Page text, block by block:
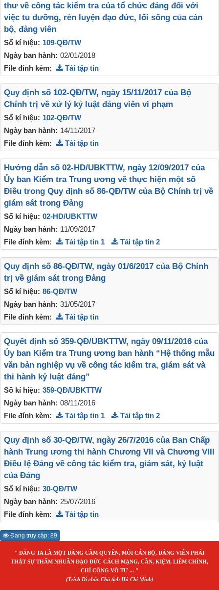
Số kí hiệu: 109-QĐ/TW
Ngày ban hành: 02/01/2018
thư về công tác kiểm tra của tổ chức đảng đối với
việc tu dưỡng, rèn luyện đạo đức, lối sống của cán
bộ, đảng viên
File đính kèm: Tải tập tin
Số kí hiệu: 102-QĐ/TW
Ngày ban hành: 14/11/2017
Quy định số 102-QĐ/TW, ngày 15/11/2017 của Bộ
Chính trị về xử lý kỷ luật đảng viên vi phạm
File đính kèm: Tải tập tin
Số kí hiệu: 02-HD/UBKTTW
Ngày ban hành: 11/09/2017
Hướng dẫn số 02-HD/UBKTTW, ngày 12/09/2017 của
Ủy ban Kiểm tra Trung ương về thực hiện một số
Điều trong Quy định số 86-QĐ/TW của Bộ Chính trị về
giám sát trong Đảng
File đính kèm: Tải tập tin 1 Tải tập tin 2
Số kí hiệu: 86-QĐ/TW
Ngày ban hành: 31/05/2017
Quy định số 86-QĐ/TW, ngày 01/6/2017 của Bộ Chính
trị về giám sát trong Đảng
File đính kèm: Tải tập tin
Số kí hiệu: 359-QĐ/UBKTTW
Ngày ban hành: 08/11/2016
Quyết định số 359-QĐ/UBKTTW, ngày 09/11/2016 của
Ủy ban Kiểm tra Trung ương ban hành “Hệ thống mẫu
văn bản nghiệp vụ về công tác kiểm tra, giám sát và
thi hành kỷ luật đảng”
File đính kèm: Tải tập tin 1 Tải tập tin 2
Số kí hiệu: 30-QĐ/TW
Ngày ban hành: 25/07/2016
Quy định số 30-QĐ/TW, ngày 26/7/2016 của Ban Chấp
hành Trung ương thi hành Chương VII và Chương VIII
Điều lệ Đảng về công tác kiểm tra, giám sát, kỷ luật
của Đảng
File đính kèm: Tải tập tin
Đang truy cập: 89
" ĐẢNG TA LÀ MỘT ĐẢNG CẦM QUYỀN, MỖI CÁN BỘ, ĐẢNG VIÊN PHẢI
THẬT SỰ THẤM NHUẦN ĐẠO ĐỨC CÁCH MẠNG, CẦN, KIỆM, LIÊM CHÍNH,
CHÍ CÔNG VÔ TƯ ... "
(Trích Di chúc Chủ tịch Hồ Chí Minh)